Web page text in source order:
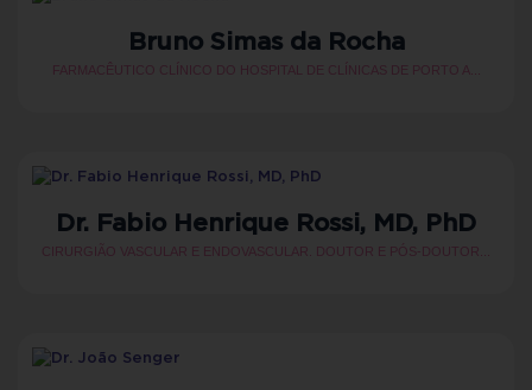
Bruno Simas da Rocha
FARMACÊUTICO CLÍNICO DO HOSPITAL DE CLÍNICAS DE PORTO A...
Dr. Fabio Henrique Rossi, MD, PhD
CIRURGIÃO VASCULAR E ENDOVASCULAR. DOUTOR E PÓS-DOUTOR...